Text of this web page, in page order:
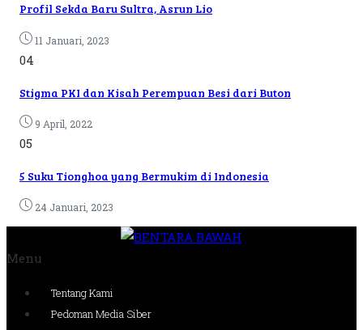
Profil Sekda Baru Sultra, Asrun Lio
11 Januari, 2023
04
Stigma PKI dan Kisah Perempuan Besi dari Buton
9 April, 2022
05
5 Suku Tionghoa yang Bermukim di Indonesia
24 Januari, 2023
Menu
Tentang Kami
Pedoman Media Siber